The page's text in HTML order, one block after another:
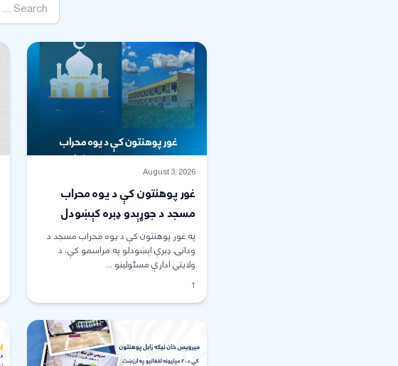
August 3, 2026
غور پوهنتون کې د یوه محراب
مسجد د جوړېدو ډبره کېښودل
شوه
په غور پوهنتون کې د یوه محراب مسجد د
ودانۍ ډبرې اېښودلو په مراسمو کې، د
ولایتي ادارې مسئولینو ...
1